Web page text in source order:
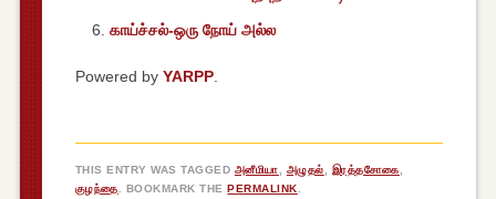
காய்ச்சல்-ஒரு நோய் அல்ல
Powered by YARPP.
THIS ENTRY WAS TAGGED அனீமியா அழுதல் இரத்தசோகை
குழந்தை . BOOKMARK THEPERMALINK